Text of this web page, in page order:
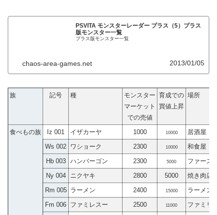
PSVITA モンスターレーダー プラス（5）プラス
版モンスター一覧
プラス版モンスター一覧
chaos-area-games.net 2013/01/05
族 記号 種
モンスター
マーケット
での売値
育成での
買値上昇
場所
食べもの族 Iz 001 イザカーヤ 1000 10000
居酒屋
Ws 002 ワショーク 2300 10000
和食屋
Hb 003
ハンバーゴン 2300 5000
ファース
Ny 004
ニクヤキ 2800 5000
焼き肉店
Rm 005 ラーメン 2400 15000
ラーメン
Fm 006 ファミレスー 2500 11000
ファミリ